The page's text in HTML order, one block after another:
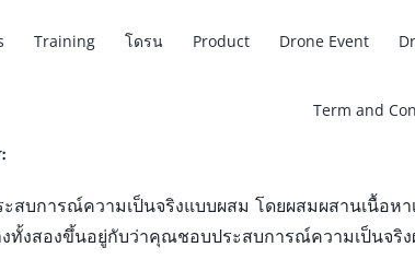
Training โดรน Product Drone Event
Term and
สบการณ์ความเป็นจริงแบบผสม โดยผสมผสานเนื้อ
งทั้งสองขึ้นอยู่กับว่าคุณชอบประสบการณ์ความเป็นจ